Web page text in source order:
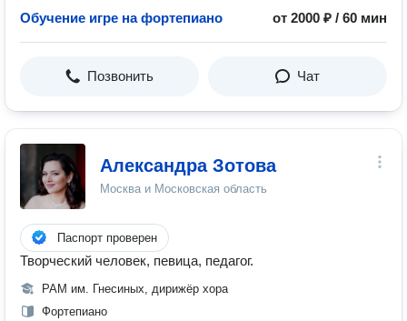
Обучение игре на фортепиано от 2000 ₽ / 60 мин
Позвонить Чат
Александра Зотова
Москва и Московская область
Паспорт проверен
Творческий человек, певица, педагог.
РАМ им. Гнесиных, дирижёр хора
Фортепиано